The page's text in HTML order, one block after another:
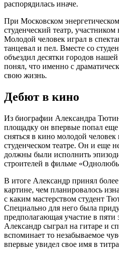
распорядилась иначе.
При Московском
студенческий театр,
Молодой человек играл в
танцевал и пел. Вместе со
объездил десятки городов
понял, что именно с
свою жизнь.
Дебют в кино
Из биографии Александра
площадку он впервые попал
сняться в кино молодой человек
студенческом театре. Он и еще
должны были исполнить
строителей в фильме
В итоге Александр принял более
картине, чем планировалось
с каким мастерством студент
Специально для него была
предполагающая участие в
Александр сыграл на гитаре и
вспоминает то незабываемое
впервые увидел свое имя в